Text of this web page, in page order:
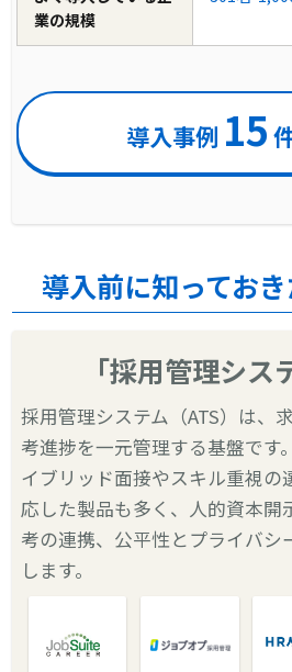
業の規模
導入事例 15
導入前に知ってお
「採用管理シス
採用管理システム（ATS）は、
考進捗を一元管理する基盤です
イブリッド面接やスキル重視の
応した製品も多く、人的資本開
考の連携、公平性とプライバシ
します。